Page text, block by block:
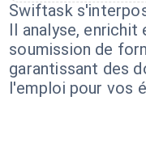
Swiftask
Il analyse,
soumission de
garantissant des
l'emploi pour vos